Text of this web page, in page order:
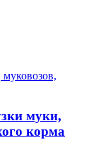
муковозов,
муки,
корма